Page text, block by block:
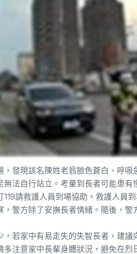
發現該名陳姓老翁臉色蒼白、呼
法自行站立。考量到長者可能患
請救護人員到場協助。救護人員
警方除了安撫長者情緒。隨後，
若家中有易走失的失智長者，建
注意家中長輩身體狀況，避免在烈